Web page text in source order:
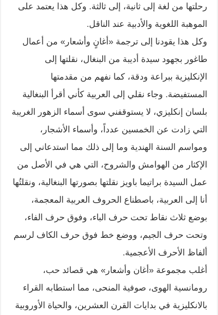
رحلتها من لغة إلى ثانية، إلى ثالثة. وكل هذا يعتمد على
الموهبة اللغوية والأدبية عند الناقل.
وكل هذا يقودنا إلى ترجمة «أغانٍ وأشعار» من أعمال
طاغور بجهود سيدة أديبة من البنغال، نقلتها إلى
الإنكليزية ببراعة ودقة، كما نفهم من مقدمتها
المستفيضة. وجاء نقلي إلى العربية كأني أقرأ البنغالية
بلسان إنكليزي، لا يستوقفني سوى أسماء الزهور الغريبة
التي زادت عن الخمسين عدداً، وأسماء الأشجار،
ومواسم السنة الهندية وما إلى ذلك مما استدعاني إلى
الإكثار من الهوامش والشروح، التي هي في الأصل من
عمل السيدة براتيما باويز نقلتها بصورتها البنغالية، ونقلتُها
أنا إلى العربية، باصطناع الحروف العربية المعجمة،
بوضع ثلاث نقاط تحت حرف الباء، وفوق حرف الفاء،
وتحت حرف الجيم، ووضع خط فوق حرف الكاف لرسم
ألفاظ الأحرف الأعجمية.
أغلب مجموعة «أغان وأشعار» هي قصائد حب،
رومانسية الهوى، صوفية المنحى، مما استطابه القراء
بالانكليزية في بدايات القرن العشرين، والحياة الأوروبية